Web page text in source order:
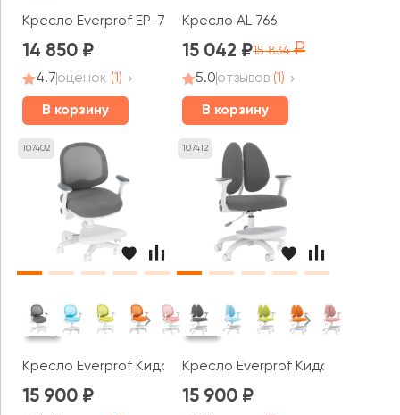
Кресло Everprof EP-710
14 850
4.7оценок (1)
В корзину
Кресло AL 766
15 042 15 834
5.0отзывов (1)
В корзину
107402
Кресло Everprof Кидс / Kids 102
15 900
107412
Кресло Everprof Кидс / Kids 104
15 900